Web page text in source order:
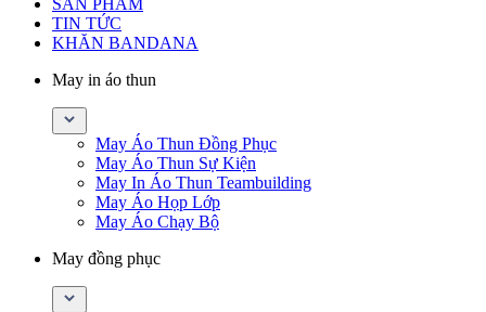
SẢN PHẨM
TIN TỨC
KHĂN BANDANA
May in áo thun
May Áo Thun Đồng Phục
May Áo Thun Sự Kiện
May In Áo Thun Teambuilding
May Áo Họp Lớp
May Áo Chạy Bộ
May đồng phục